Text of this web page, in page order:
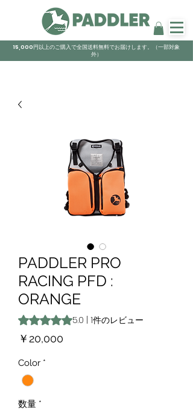
15,000円以上のご購入で全国送料無料でお届けします。（一部対象
外）
PADDLER PRO
RACING PFD :
ORANGE
評価は1件のレビューに基づき、5つ星中
5.0 | 1件のレビュー
￥20,000
Color *
数量 *